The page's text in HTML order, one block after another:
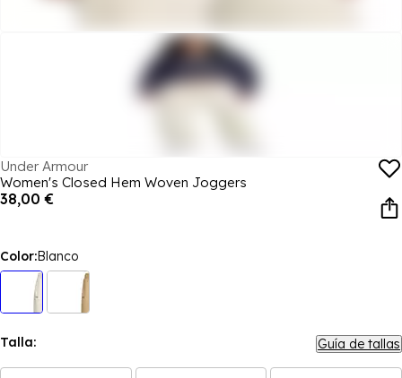
Under Armour
Women's Closed Hem Woven Joggers
38,00 €
Color:Blanco
Talla: Guía de tallas